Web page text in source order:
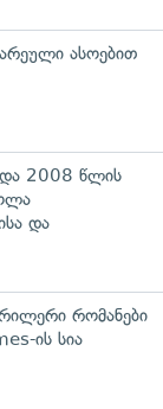
ასოებით
და 2008 წლის
და
რომანები
ის სია